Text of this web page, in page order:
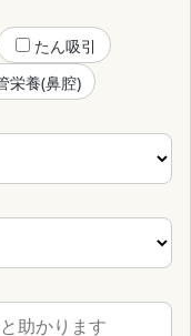
たん吸引
栄養(鼻腔)